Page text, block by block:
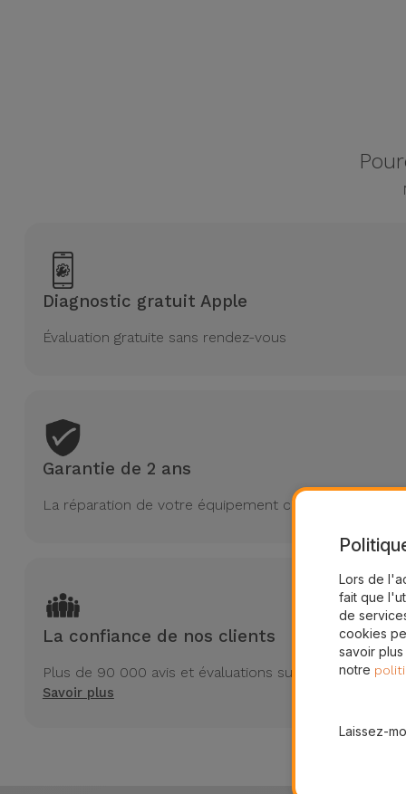
iPad et
Tablette
Diagnostic gratuit Apple
Évaluation gratuite sans rendez-vous
Garantie de 2 ans
La réparation de votre équipement chez iServices est
La confiance de nos clients
Plus de 90 000 avis et évaluations sur Trustpilot
Savoir plus
Lors de
fait que
de
cookies
savoir
notre
Laissez-